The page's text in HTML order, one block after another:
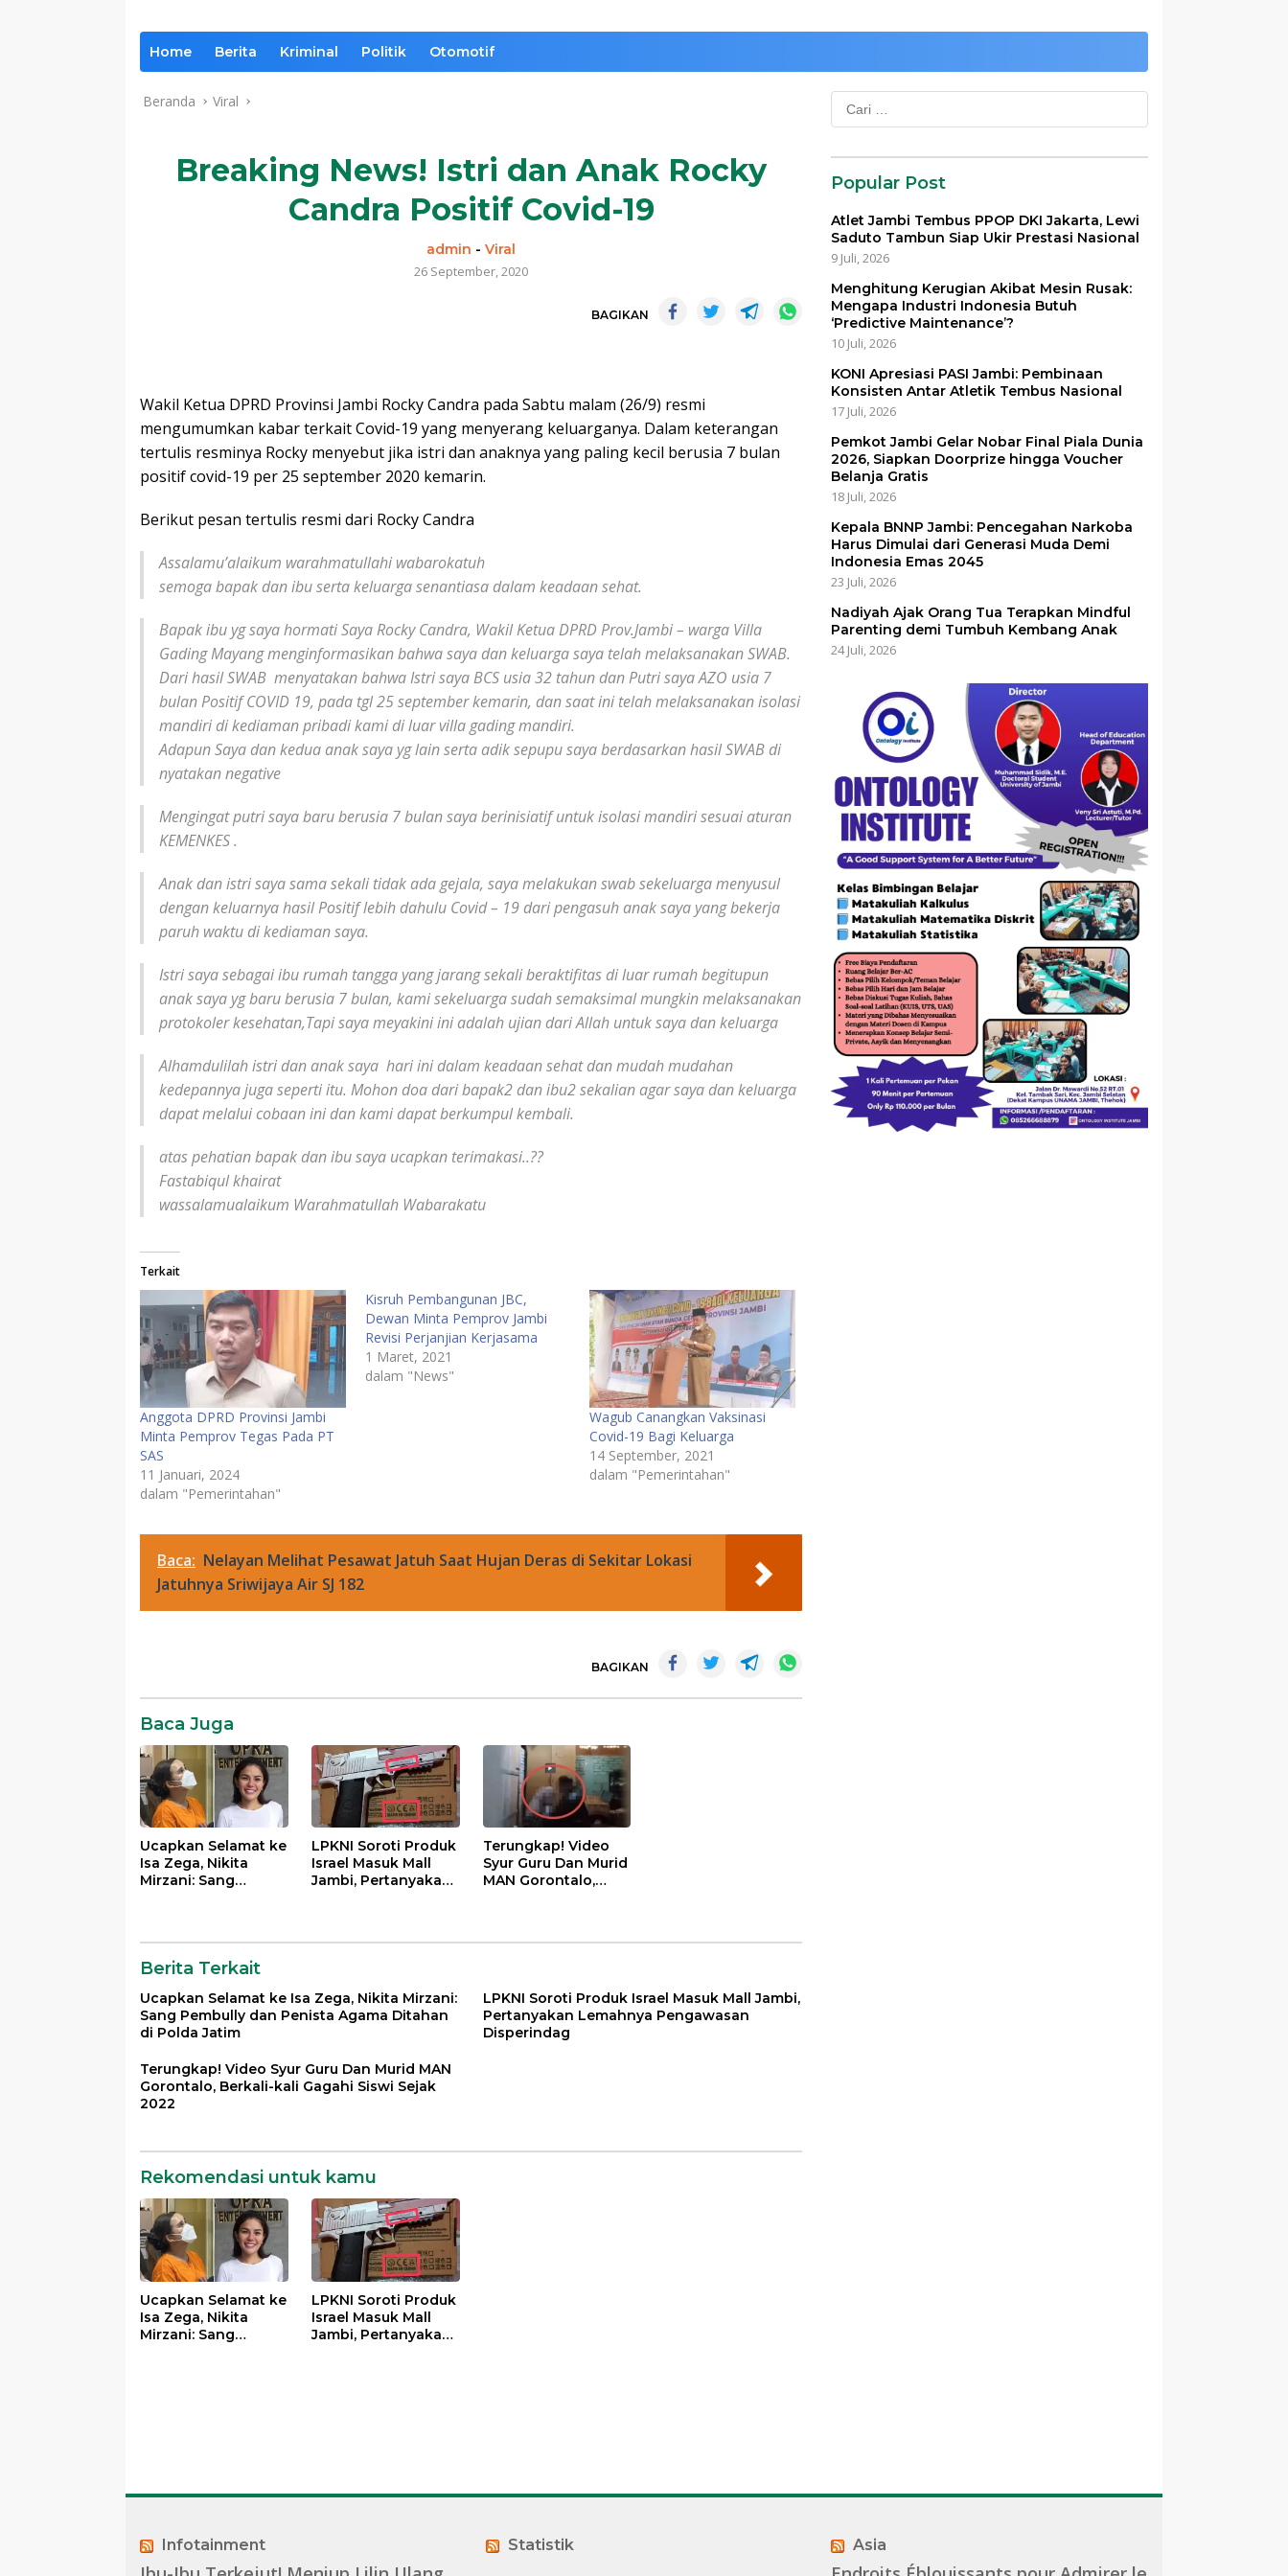
Home Berita Kriminal Politik Otomotif
Beranda Viral
Breaking News! Istri dan Anak Rocky
Candra Positif Covid-19
admin -Viral
26 September, 2020
BAGIKAN
Wakil Ketua DPRD Provinsi Jambi Rocky Candra pada Sabtu malam (26/9) resmi
mengumumkan kabar terkait Covid-19 yang menyerang keluarganya. Dalam keterangan
tertulis resminya Rocky menyebut jika istri dan anaknya yang paling kecil berusia 7 bulan
positif covid-19 per 25 september 2020 kemarin.
Berikut pesan tertulis resmi dari Rocky Candra
Assalamu’alaikum warahmatullahi wabarokatuh
semoga bapak dan ibu serta keluarga senantiasa dalam keadaan sehat.
Bapak ibu yg saya hormati Saya Rocky Candra, Wakil Ketua DPRD Prov.Jambi – warga Villa
Gading Mayang menginformasikan bahwa saya dan keluarga saya telah melaksanakan SWAB.
Dari hasil SWAB menyatakan bahwa Istri saya BCS usia 32 tahun dan Putri saya AZO usia 7
bulan Positif COVID 19, pada tgl 25 september kemarin, dan saat ini telah melaksanakan isolasi
mandiri di kediaman pribadi kami di luar villa gading mandiri.
Adapun Saya dan kedua anak saya yg lain serta adik sepupu saya berdasarkan hasil SWAB di
nyatakan negative
Mengingat putri saya baru berusia 7 bulan saya berinisiatif untuk isolasi mandiri sesuai aturan
KEMENKES .
Anak dan istri saya sama sekali tidak ada gejala, saya melakukan swab sekeluarga menyusul
dengan keluarnya hasil Positif lebih dahulu Covid – 19 dari pengasuh anak saya yang bekerja
paruh waktu di kediaman saya.
Istri saya sebagai ibu rumah tangga yang jarang sekali beraktifitas di luar rumah begitupun
anak saya yg baru berusia 7 bulan, kami sekeluarga sudah semaksimal mungkin melaksanakan
protokoler kesehatan,Tapi saya meyakini ini adalah ujian dari Allah untuk saya dan keluarga
Alhamdulilah istri dan anak saya hari ini dalam keadaan sehat dan mudah mudahan
kedepannya juga seperti itu. Mohon doa dari bapak2 dan ibu2 sekalian agar saya dan keluarga
dapat melalui cobaan ini dan kami dapat berkumpul kembali.
atas pehatian bapak dan ibu saya ucapkan terimakasi..??
Fastabiqul khairat
wassalamualaikum Warahmatullah Wabarakatu
Terkait
Anggota DPRD Provinsi Jambi
Minta Pemprov Tegas Pada PT
SAS
11 Januari, 2024
dalam "Pemerintahan"
Kisruh Pembangunan JBC,
Dewan Minta Pemprov Jambi
Revisi Perjanjian Kerjasama
1 Maret, 2021
dalam "News"
Wagub Canangkan Vaksinasi
Covid-19 Bagi Keluarga
14 September, 2021
dalam "Pemerintahan"
Baca: Nelayan Melihat Pesawat Jatuh Saat Hujan Deras di Sekitar Lokasi
Jatuhnya Sriwijaya Air SJ 182
Komentar
BAGIKAN
Baca Juga
Ucapkan Selamat ke
Isa Zega, Nikita
Mirzani: Sang
LPKNI Soroti Produk
Israel Masuk Mall
Jambi, Pertanyakan
Terungkap! Video
Syur Guru Dan Murid
MAN Gorontalo,
Berita Terkait
Ucapkan Selamat ke Isa Zega, Nikita Mirzani:
Sang Pembully dan Penista Agama Ditahan
di Polda Jatim
LPKNI Soroti Produk Israel Masuk Mall Jambi,
Pertanyakan Lemahnya Pengawasan
Disperindag
Terungkap! Video Syur Guru Dan Murid MAN
Gorontalo, Berkali-kali Gagahi Siswi Sejak
2022
Rekomendasi untuk kamu
Ucapkan Selamat ke
Isa Zega, Nikita
Mirzani: Sang
LPKNI Soroti Produk
Israel Masuk Mall
Jambi, Pertanyakan
Cari
untuk:
Popular Post
Atlet Jambi Tembus PPOP DKI Jakarta, Lewi
Saduto Tambun Siap Ukir Prestasi Nasional
9 Juli, 2026
Menghitung Kerugian Akibat Mesin Rusak:
Mengapa Industri Indonesia Butuh
‘Predictive Maintenance’?
10 Juli, 2026
KONI Apresiasi PASI Jambi: Pembinaan
Konsisten Antar Atletik Tembus Nasional
17 Juli, 2026
Pemkot Jambi Gelar Nobar Final Piala Dunia
2026, Siapkan Doorprize hingga Voucher
Belanja Gratis
18 Juli, 2026
Kepala BNNP Jambi: Pencegahan Narkoba
Harus Dimulai dari Generasi Muda Demi
Indonesia Emas 2045
23 Juli, 2026
Nadiyah Ajak Orang Tua Terapkan Mindful
Parenting demi Tumbuh Kembang Anak
24 Juli, 2026
Infotainment Statistik Asia